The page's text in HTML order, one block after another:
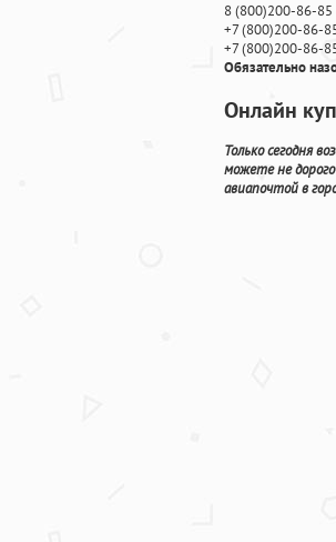
8(800)200-86-85
+7(800)200-86-
+7(800)200-86-
Обязательно
Онлайн
Только сегодня
можете не
авиапочтой в